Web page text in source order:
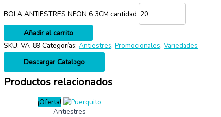
BOLA ANTIESTRES NEON 6 3CM cantidad
Añadir al carrito
SKU: VA-89 Categorías: Antiestres, Promocionales, Variedades
Descargar Catalogo
Productos relacionados
¡Oferta!
Antiestres